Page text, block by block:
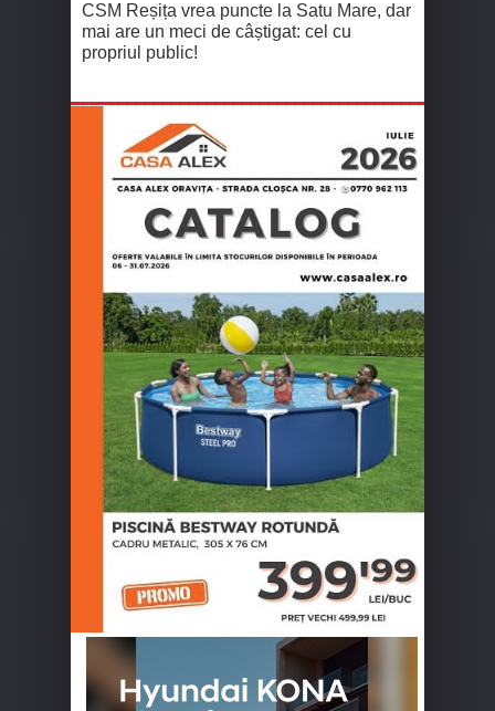
CSM Reșița vrea puncte la Satu Mare, dar
mai are un meci de câștigat: cel cu
propriul public!